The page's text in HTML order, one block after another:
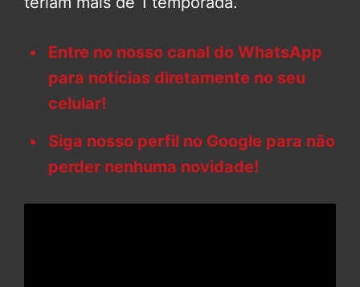
Entre no nosso canal do WhatsApp
para notícias diretamente no seu
celular!
Siga nosso perfil no Google para não
perder nenhuma novidade!